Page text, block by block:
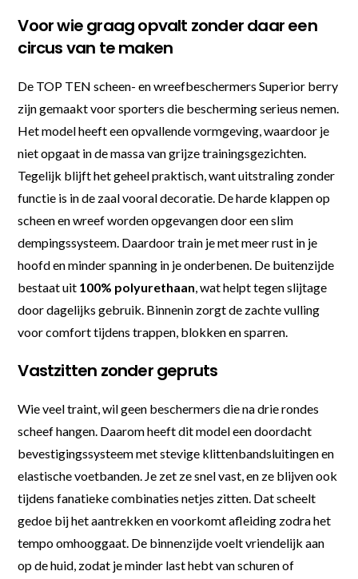
Voor wie graag opvalt zonder daar een
circus van te maken
De TOP TEN scheen- en wreefbeschermers Superior berry
zijn gemaakt voor sporters die bescherming serieus nemen.
Het model heeft een opvallende vormgeving, waardoor je
niet opgaat in de massa van grijze trainingsgezichten.
Tegelijk blijft het geheel praktisch, want uitstraling zonder
functie is in de zaal vooral decoratie. De harde klappen op
scheen en wreef worden opgevangen door een slim
dempingssysteem. Daardoor train je met meer rust in je
hoofd en minder spanning in je onderbenen. De buitenzijde
bestaat uit 100% polyurethaan, wat helpt tegen slijtage
door dagelijks gebruik. Binnenin zorgt de zachte vulling
voor comfort tijdens trappen, blokken en sparren.
Vastzitten zonder gepruts
Wie veel traint, wil geen beschermers die na drie rondes
scheef hangen. Daarom heeft dit model een doordacht
bevestigingssysteem met stevige klittenbandsluitingen en
elastische voetbanden. Je zet ze snel vast, en ze blijven ook
tijdens fanatieke combinaties netjes zitten. Dat scheelt
gedoe bij het aantrekken en voorkomt afleiding zodra het
tempo omhooggaat. De binnenzijde voelt vriendelijk aan
op de huid, zodat je minder last hebt van schuren of